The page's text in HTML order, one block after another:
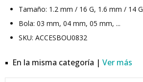
Tamaño: 1.2 mm / 16 G, 1.6 mm / 14 G
Bola: 03 mm, 04 mm, 05 mm, ...
SKU: ACCESBOU0832
En la misma categoría | Ver más